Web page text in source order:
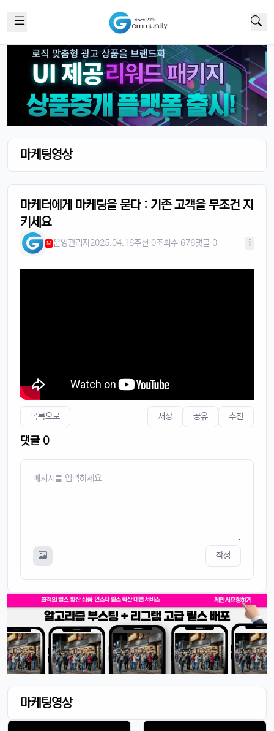
마케팅영상
마케터에게 마케팅을 묻다 : 기존 고객을 무조건 지
키세요
M 운영관리자2025.04.16추천 0조회수 676댓글 0
목록으로 저장 공유 추천
댓글 0
작성
마케팅영상